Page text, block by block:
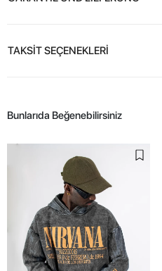
TAKSİT SEÇENEKLERİ
Bunlarıda Beğenebilirsiniz